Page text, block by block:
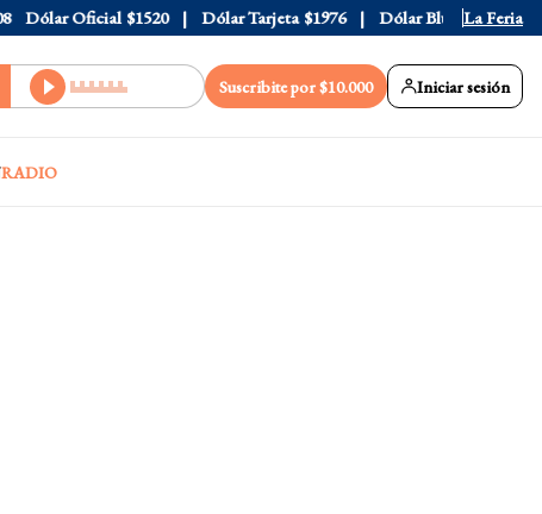
Dólar Oficial $1520 Dólar Tarjeta $1976 Dólar Blue $1530La Feria
Suscribite por $10.000 Iniciar sesión
RADIO